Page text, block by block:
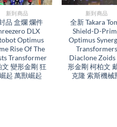
新到商品​
品 盒爛 爛件
DLX
Optimus
Rise Of The
Transformer
文 變形金剛 狂
起 萬獸崛起
新到商品​
全新 Takara
Shield-D-
Optimus
Transformers
Diaclone Zoids
形金剛 柯柏文
克隆 索斯機械